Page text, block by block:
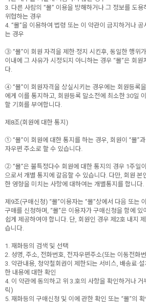
3. 다른 사람의 “몰” 이용을 방해하거나 그 정보를 도
위협하는 경우
4. “몰”을 이용하여 법령 또는 이 약관이 금지하거나
는 경우
③ “몰”이 회원 자격을 제한·정지 시킨후, 동일한 행위
이내에 그 사유가 시정되지 아니하는 경우 “몰”은 회원
다.
④ “몰”이 회원자격을 상실시키는 경우에는 회원등록
에게 이를 통지하고, 회원등록 말소전에 최소한 30일
할 기회를 부여합니다.
제8조(회원에 대한 통지)
① “몰”이 회원에 대한 통지를 하는 경우, 회원이 “몰”
자우편 주소로 할 수 있습니다.
② “몰”은 불특정다수 회원에 대한 통지의 경우 1주일
으로서 개별 통지에 갈음할 수 있습니다. 다만, 회원 본
한 영향을 미치는 사항에 대하여는 개별통지를 합니다.
제9조(구매신청) “몰”이용자는 “몰”상에서 다음 또는
구매를 신청하며, “몰”은 이용자가 구매신청을 함에 있
쉽게 제공하여야 합니다. 단, 회원인 경우 제2호 내지
습니다.
1. 재화등의 검색 및 선택
2. 성명, 주소, 전화번호, 전자우편주소(또는 이동전화
3. 약관내용, 청약철회권이 제한되는 서비스, 배송료·
한 내용에 대한 확인
4. 이 약관에 동의하고 위 3.호의 사항을 확인하거나
릭)
5. 재화등의 구매신청 및 이에 관한 확인 또는 “몰”의